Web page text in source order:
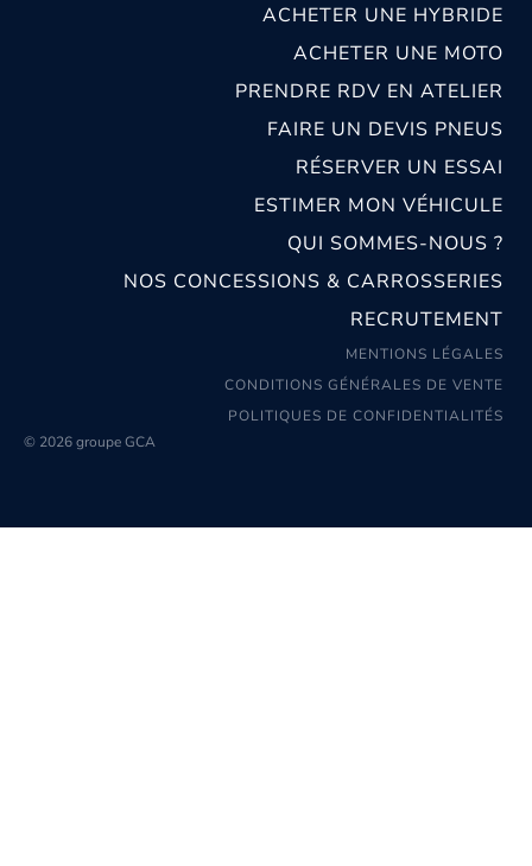
ACHETER UNE HYBRIDE
ACHETER UNE MOTO
PRENDRE RDV EN ATELIER
FAIRE UN DEVIS PNEUS
RÉSERVER UN ESSAI
ESTIMER MON VÉHICULE
QUI SOMMES-NOUS ?
NOS CONCESSIONS & CARROSSERIES
RECRUTEMENT
MENTIONS LÉGALES
CONDITIONS GÉNÉRALES DE VENTE
POLITIQUES DE CONFIDENTIALITÉS
© 2026 groupe GCA